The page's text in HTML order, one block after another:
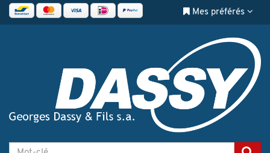
Mes préférés